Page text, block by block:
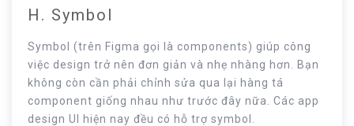
H. Symbol
Symbol (trên Figma gọi là components) giúp công
việc design trở nên đơn giản và nhẹ nhàng hơn. Bạn
không còn cần phải chỉnh sửa qua lại hàng tá
component giống nhau như trước đây nữa. Các app
design UI hiện nay đều có hỗ trợ symbol.